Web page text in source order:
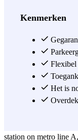
the Villa Giovanelli,
Peter's Basilica, the
Museums and the
Gyeffe car park is
This great
walking from the
A little closer to the
station on metro line
Kenmerken
Het is